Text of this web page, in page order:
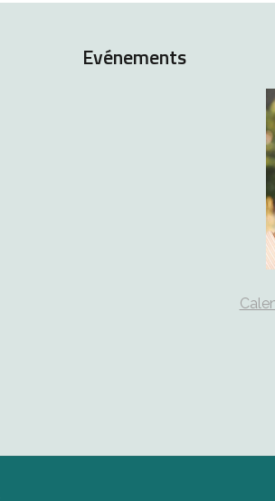
Evénements